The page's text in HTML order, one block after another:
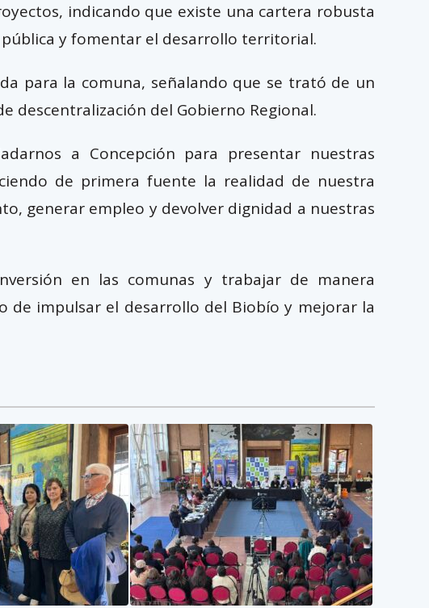
indicando que existe una cartera robusta
pública y fomentar el desarrollo territorial.
para la comuna, señalando que se trató de un
descentralización del Gobierno Regional.
a Concepción para presentar nuestras
de primera fuente la realidad de nuestra
generar empleo y devolver dignidad a nuestras
en las comunas y trabajar de manera
de impulsar el desarrollo del Biobío y mejorar la